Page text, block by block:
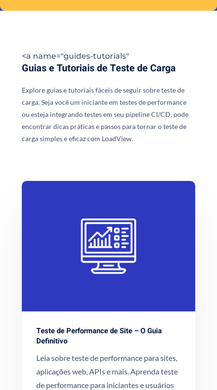
<a name="guides-tutorials"
Guias e Tutoriais de Teste de Carga
Explore guias e tutoriais fáceis de seguir sobre teste de
carga. Seja você um iniciante em testes de performance
ou esteja integrando testes em seu pipeline CI/CD, pode
encontrar dicas práticas e passos para tornar o teste de
carga simples e eficaz com LoadView.
Teste de Performance de Site – O Guia
Definitivo
Leia sobre teste de performance para sites,
aplicações web, APIs e mais. Aprenda teste
de performance para iniciantes e usuários